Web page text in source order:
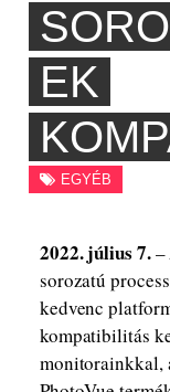
EK
EGYÉB
2022. július 7.–
sorozatú
kedvenc
kompatibilitás
monitorainkkal,